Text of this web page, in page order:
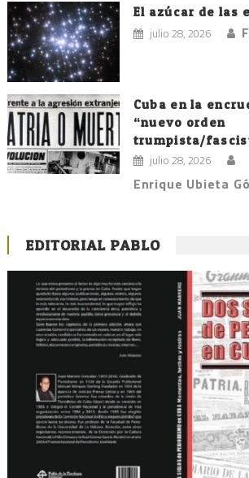
El azúcar de las
julio 28, 2026
Cuba en la
“nuevo orden
trumpista/
julio 28, 2026
Enrique Ubieta
EDITORIAL PABLO